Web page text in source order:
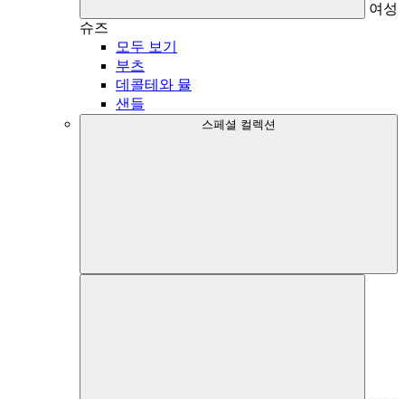
여성
슈즈
모두 보기
부츠
데콜테와 뮬
샌들
스페셜 컬렉션